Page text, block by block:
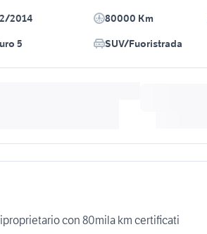
2014 80000 Km
5 SUV/Fuoristrada
con 80mila km certificati